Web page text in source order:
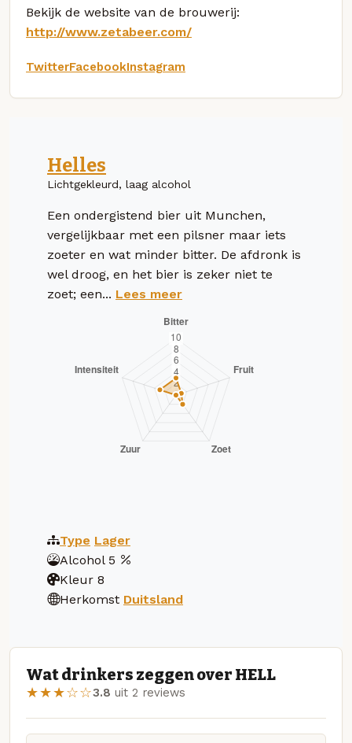
Bekijk de website van de brouwerij:
http://www.zetabeer.com/
TwitterFacebookInstagram
Helles
Lichtgekleurd, laag alcohol
Een ondergistend bier uit Munchen,
vergelijkbaar met een pilsner maar iets
zoeter en wat minder bitter. De afdronk is
wel droog, en het bier is zeker niet te
zoet; een... Lees meer
Type Lager
Alcohol 5
Kleur 8
Herkomst Duitsland
Wat drinkers zeggen over HELL
★★★☆☆3.8 uit 2 reviews